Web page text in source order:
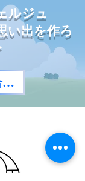
ルジュ
い出を作ろ
お問い合わせ